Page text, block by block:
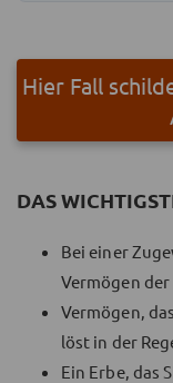
Hier Fall
DAS
Bei einer
Vermögen
Vermögen,
löst in der
Ein Erbe, das